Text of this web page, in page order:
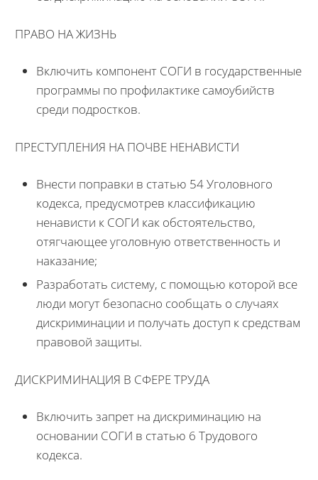
ПРАВО НА ЖИЗНЬ
Включить компонент СОГИ в государственные
программы по профилактике самоубийств
среди подростков.
ПРЕСТУПЛЕНИЯ НА ПОЧВЕ НЕНАВИСТИ
Внести поправки в статью 54 Уголовного
кодекса, предусмотрев классификацию
ненависти к СОГИ как обстоятельство,
отягчающее уголовную ответственность и
наказание;
Разработать систему, с помощью которой все
люди могут безопасно сообщать о случаях
дискриминации и получать доступ к средствам
правовой защиты.
ДИСКРИМИНАЦИЯ В СФЕРЕ ТРУДА
Включить запрет на дискриминацию на
основании СОГИ в статью 6 Трудового
кодекса.